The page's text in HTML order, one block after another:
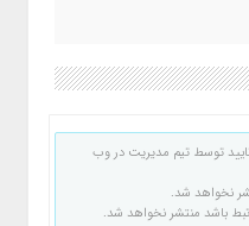
توسط تیم مدیریت در وب
نخواهد شد.
باشد منتشر نخواهد شد.